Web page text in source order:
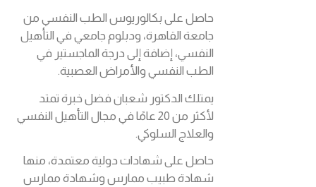
حاصل على بكالوريوس الطب النفسي من
جامعة القاهرة، ودبلوم جامعي في التأهيل
النفسي، إضافة إلى درجة الماجستير في
الطب النفسي والأمراض العصبية.
يمتلك الدكتور شعبان فضل خبرة تمتد
لأكثر من 20 عامًا في مجال التأهيل النفسي
والعلاج السلوكي.
حاصل على شهادات دولية معتمدة، منها
شهادة طبيب ممارس وشهادة ممارس